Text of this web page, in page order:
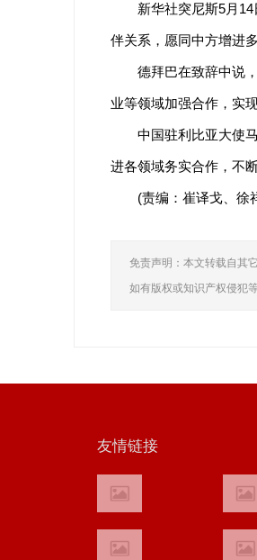
新华社突尼斯5月
伴关系，愿同中方增进
德拜巴在致辞中说
业等领域加强合作，实
中国驻利比亚大使
进各领域务实合作，不
(责编：崔译戈、徐
免责声明：本文转载自其
如有版权或知识产权侵犯
友情链接